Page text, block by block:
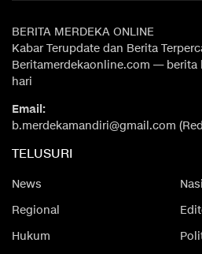
BERITA MERDEKA ONLINE
Kabar Terupdate dan Berita
Beritamerdekaonline.com —
hari
Email:
b.merdekamandiri@gmail.com
TELUSURI
News
Regional
Hukum